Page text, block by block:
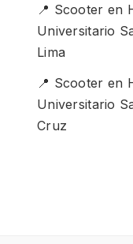
📍 Scooter en
Universitario
Lima
📍 Scooter en
Universitario
Cruz